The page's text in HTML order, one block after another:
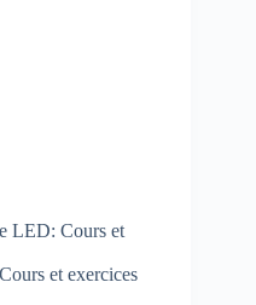
LED: Cours et
et exercices